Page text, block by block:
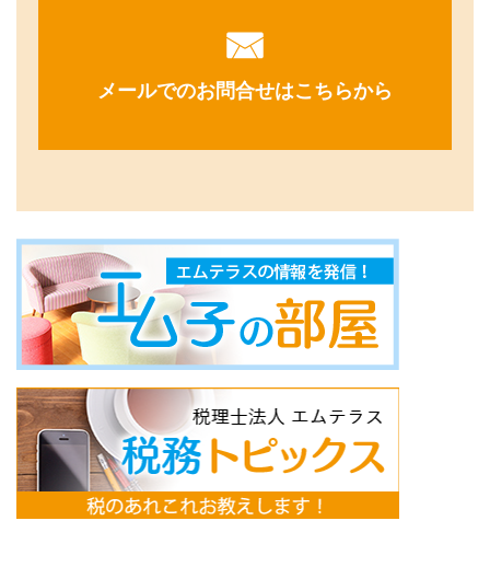
メールでのお問合せはこちらから